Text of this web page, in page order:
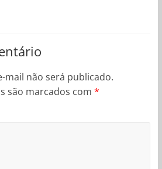
mail não será publicado.
são marcados com *